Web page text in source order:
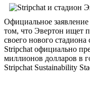
Официальное
том, что Эвертон ищет
своего нового
Stripchat официально
миллионов долларов в
Stripchat Sustainability